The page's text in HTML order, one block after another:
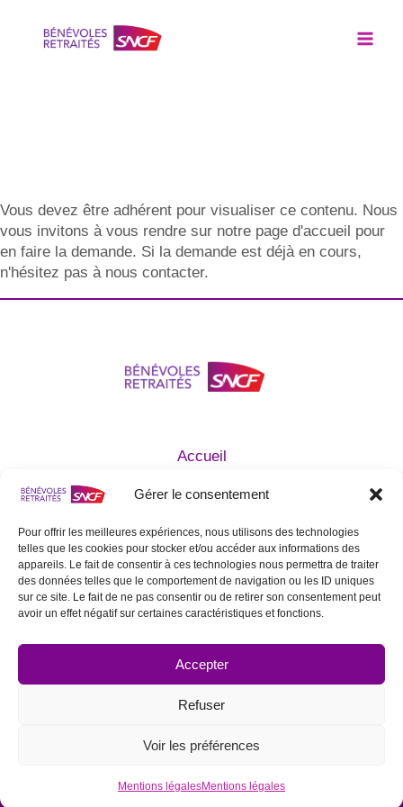
Gérer le consentement
Pour offrir les meilleures expériences, nous utilisons des technologies
telles que les cookies pour stocker et/ou accéder aux informations des
appareils. Le fait de consentir à ces technologies nous permettra de traiter
des données telles que le comportement de navigation ou les ID uniques
sur ce site. Le fait de ne pas consentir ou de retirer son consentement peut
avoir un effet négatif sur certaines caractéristiques et fonctions.
Accepter
Refuser
Voir les préférences
Mentions légalesMentions légales
Vous devez être adhérent pour visualiser ce contenu. Nous
vous invitons à vous rendre sur notre page d'accueil pour
en faire la demande. Si la demande est déjà en cours,
n'hésitez pas à nous contacter.
Accueil
Agir avec nous
Devenir Bénévole
Mentions légales
Statuts de l’Association
Contactez nous
SUIVEZ NOUS SUR LES RÉSEAUX
SOCIAUX